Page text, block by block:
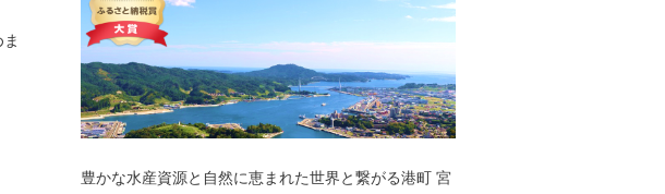
豊かな水産資源と自然に恵まれた世界と繋がる港町 宮